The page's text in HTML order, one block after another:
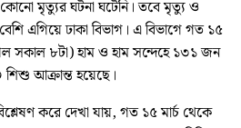
মৃত্যুর ঘটনা ঘটেনি। তবে মৃত্যু ও
এগিয়ে ঢাকা বিভাগ। এ বিভাগে গত ১৫
সকাল ৮টা) হাম ও হাম সন্দেহে ১৩১ জন
আক্রান্ত হয়েছে।
করে দেখা যায়, গত ১৫ মার্চ থেকে